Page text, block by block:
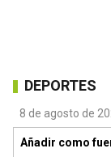
DEPORTES
8 de agosto de
Añadir como